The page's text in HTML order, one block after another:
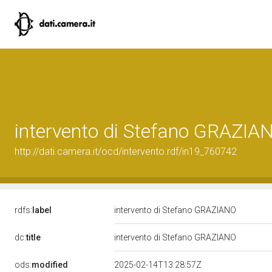
intervento di Stefano
http://dati.camera.it/ocd/intervento.rdf/in19_760742
rdfs: label intervento di Stefano GRAZIANO
dc:title intervento di Stefano GRAZIANO
ods:modified 2025-02-14T13:28:57Z